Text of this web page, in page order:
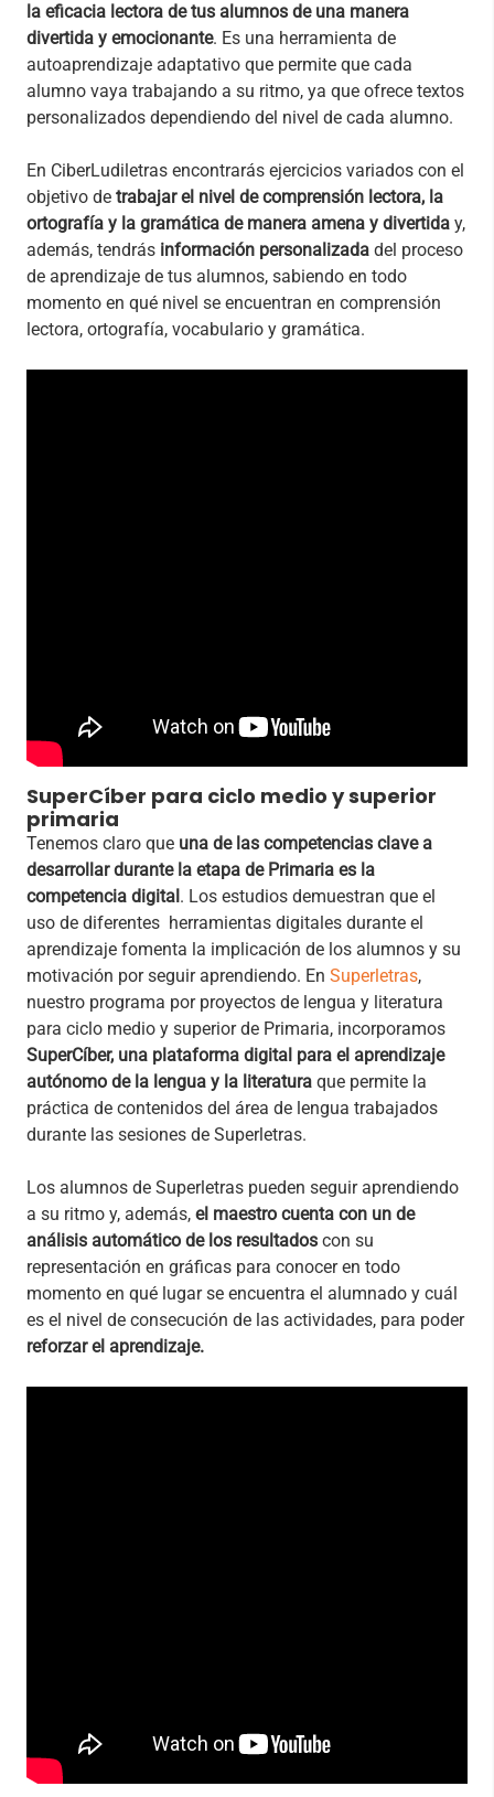
la eficacia lectora de tus alumnos de una manera
divertida y emocionante. Es una herramienta de
autoaprendizaje adaptativo que permite que cada
alumno vaya trabajando a su ritmo, ya que ofrece textos
personalizados dependiendo del nivel de cada alumno.
En CiberLudiletras encontrarás ejercicios variados con el
objetivo de trabajar el nivel de comprensión lectora, la
ortografía y la gramática de manera amena y divertida y,
además, tendrás información personalizada del proceso
de aprendizaje de tus alumnos, sabiendo en todo
momento en qué nivel se encuentran en comprensión
lectora, ortografía, vocabulario y gramática.
SuperCíber para ciclo medio y superior
primaria
Tenemos claro que una de las competencias clave a
desarrollar durante la etapa de Primaria es la
competencia digital. Los estudios demuestran que el
uso de diferentes herramientas digitales durante el
aprendizaje fomenta la implicación de los alumnos y su
motivación por seguir aprendiendo. En Superletras,
nuestro programa por proyectos de lengua y literatura
para ciclo medio y superior de Primaria, incorporamos
SuperCíber, una plataforma digital para el aprendizaje
autónomo de la lengua y la literatura que permite la
práctica de contenidos del área de lengua trabajados
durante las sesiones de Superletras.
Los alumnos de Superletras pueden seguir aprendiendo
a su ritmo y, además, el maestro cuenta con un de
análisis automático de los resultados con su
representación en gráficas para conocer en todo
momento en qué lugar se encuentra el alumnado y cuál
es el nivel de consecución de las actividades, para poder
reforzar el aprendizaje.